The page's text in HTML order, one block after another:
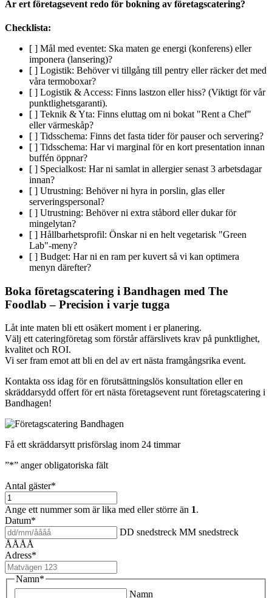
Är ert företagsevent redo för bokning av företagscatering?
Checklista:
[ ] Mål med eventet: Ska maten ge energi (konferens) eller
imponera (lansering)?
[ ] Logistik: Behöver vi tillgång till pentry eller räcker det med
våra termoboxar?
[ ] Logistik & Access: Finns lastzon eller hiss? (Viktigt för vår
punktlighetsgaranti).
[ ] Teknik & Yta: Finns eluttag om ni bokat "Rent a Chef"
eller värmeskåp?
[ ] Tidsschema: Finns det fasta tider för pauser och servering?
[ ] Tidsschema: Har vi marginal för en kort presentation innan
buffén öppnar?
[ ] Specialkost: Har ni samlat in allergier senast 3 arbetsdagar
innan?
[ ] Utrustning: Behöver ni hyra in porslin, glas eller
serveringspersonal?
[ ] Utrustning: Behöver ni extra ståbord eller dukar för
mingelytan?
[ ] Hållbarhetsprofil: Önskar ni en helt vegetarisk "Green
Lab"-meny?
[ ] Budget: Har ni en ram per kuvert så vi kan optimera
menyn därefter?
Boka företagscatering i Bandhagen med The
Foodlab – Precision i varje tugga
Låt inte maten bli ett osäkert moment i er planering.
Välj ett cateringföretag som förstår affärslivets krav på punktlighet,
kvalitet och ROI.
Vi ser fram emot att bli en del av ert nästa framgångsrika event.
Kontakta oss idag för en förutsättningslös konsultation eller en
skräddarsydd offert för ert nästa företagsevent runt företagscatering i
Bandhagen!
Få ett skräddarsytt prisförslag inom 24 timmar
”*” anger obligatoriska fält
Antal gäster*
Ange ett nummer som är lika med eller större än 1.
Datum*
DD snedstreck MM snedstreck
ÅÅÅÅ
Adress*
Namn*
Namn